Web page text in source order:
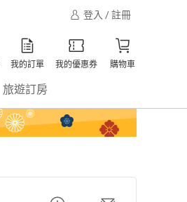
登入 / 註冊
我的訂單 我的優惠券 購物車
旅遊訂房